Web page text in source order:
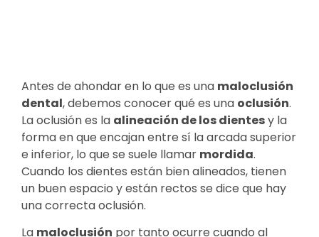
Antes de ahondar en lo que es una maloclusión
dental, debemos conocer qué es una oclusión.
La oclusión es la alineación de los dientesy la
forma en que encajan entre sí la arcada superior
e inferior, lo que se suele llamar mordida.
Cuando los dientes están bien alineados, tienen
un buen espacio y están rectos se dice que hay
una correcta oclusión.
La maloclusión por tanto ocurre cuando al